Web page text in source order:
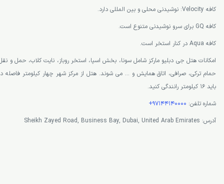
کافه Velocity: نوشیدنی محلی و بین المللی دارد.
کافه GQ برای سرو نوشیدنی متنوع است.
کافه Aqua در کنار استخر است.
امکانات هتل جی دبلیو مارکز شامل سونا، بخش اسپا، استخر روباز، نایت کلاب، حمل و نقل
حمام ترکی، صرافی، اتاق همایش و … می شوند. هتل از مرکز شهر چهار کیلومتر فاصله
باید 16 کیلومتر رانندگی کنید.
شماره تلفن: 97144140000+
آدرس: Sheikh Zayed Road, Business Bay, Dubai, United Arab Emirates